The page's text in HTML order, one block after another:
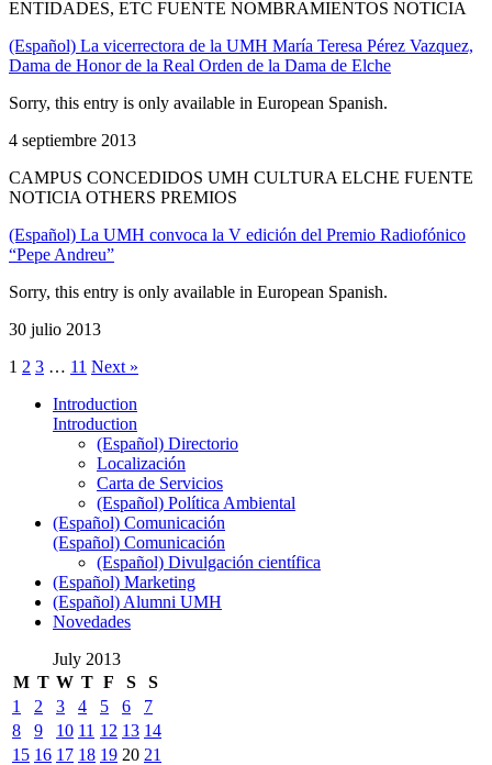
ENTIDADES, ETC FUENTE NOMBRAMIENTOS NOTICIA
(Español) La vicerrectora de la UMH María Teresa Pérez Vazquez,
Dama de Honor de la Real Orden de la Dama de Elche
Sorry, this entry is only available in European Spanish.
4 septiembre 2013
CAMPUS CONCEDIDOS UMH CULTURA ELCHE FUENTE
NOTICIA OTHERS PREMIOS
(Español) La UMH convoca la V edición del Premio Radiofónico
“Pepe Andreu”
Sorry, this entry is only available in European Spanish.
30 julio 2013
1 2 3 … 11 Next »
Introduction
Introduction
(Español) Directorio
Localización
Carta de Servicios
(Español) Política Ambiental
(Español) Comunicación
(Español) Comunicación
(Español) Divulgación científica
(Español) Marketing
(Español) Alumni UMH
Novedades
July 2013
M T W T F S
S
1
2 3 4 5 6
7
8
9 10 11 12 13 14
15 16 17 18 19 20 21